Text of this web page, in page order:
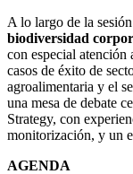
A lo largo de la
biodiversidad
con especial
casos de éxito de
agroalimentaria y el
una mesa de debate
Strategy, con
monitorización, y un
AGENDA